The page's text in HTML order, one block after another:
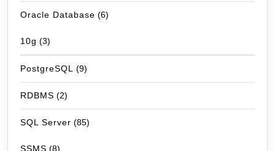
Oracle Database (6)
10g (3)
PostgreSQL (9)
RDBMS (2)
SQL Server (85)
SSMS (8)